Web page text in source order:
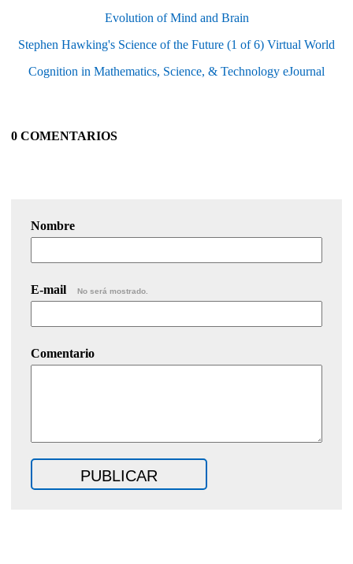
Evolution of Mind and Brain
Stephen Hawking's Science of the Future (1 of 6) Virtual World
Cognition in Mathematics, Science, & Technology eJournal
0 COMENTARIOS
Nombre
E-mail No será mostrado.
Comentario